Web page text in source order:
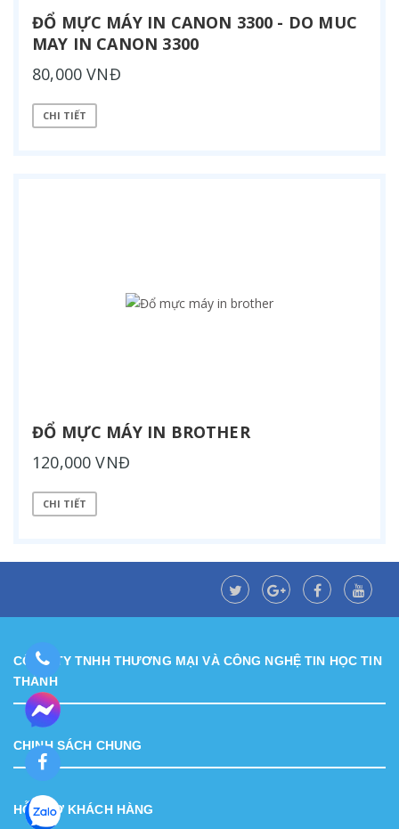
ĐỔ MỰC MÁY IN CANON 3300 - DO MUC
MAY IN CANON 3300
80,000 VNĐ
CHI TIẾT
ĐỔ MỰC MÁY IN BROTHER
120,000 VNĐ
CHI TIẾT
CÔNG TY TNHH THƯƠNG MẠI VÀ CÔNG NGHỆ TIN HỌC TIN
THÀNH
CHINH SÁCH CHUNG
HỖ TRỢ KHÁCH HÀNG